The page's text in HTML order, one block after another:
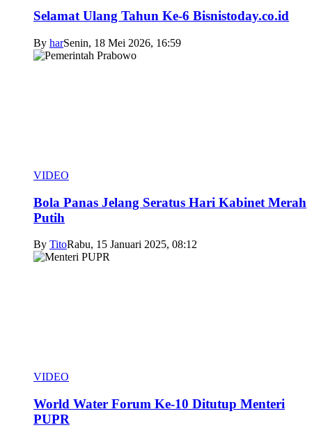
Selamat Ulang Tahun Ke-6 Bisnistoday.co.id
By harSenin, 18 Mei 2026, 16:59
VIDEO
Bola Panas Jelang Seratus Hari Kabinet Merah
Putih
By TitoRabu, 15 Januari 2025, 08:12
VIDEO
World Water Forum Ke-10 Ditutup Menteri
PUPR